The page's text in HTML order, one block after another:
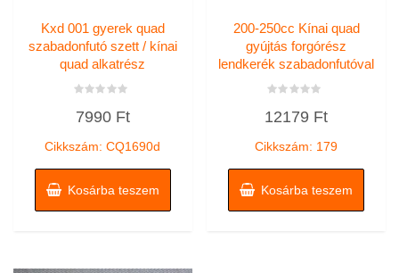
Kxd 001 gyerek quad
szabadonfutó szett / kínai
quad alkatrész
0
7990 Ft
Cikkszám: CQ1690d
Kosárba teszem
200-250cc Kínai quad
gyújtás forgórész
lendkerék szabadonfutóval
0
12179 Ft
Cikkszám: 179
Kosárba teszem